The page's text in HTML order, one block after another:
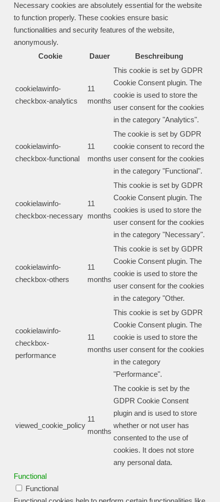
Necessary cookies are absolutely essential for the website
to function properly. These cookies ensure basic
functionalities and security features of the website,
anonymously.
Cookie
Dauer Beschreibung
cookielawinfo-
checkbox-analytics
11
months
This cookie is set by GDPR
Cookie Consent plugin. The
cookie is used to store the
user consent for the cookies
in the category "Analytics".
cookielawinfo-
checkbox-functional
11
months
The cookie is set by GDPR
cookie consent to record the
user consent for the cookies
in the category "Functional".
cookielawinfo-
checkbox-necessary
11
months
This cookie is set by GDPR
Cookie Consent plugin. The
cookies is used to store the
user consent for the cookies
in the category "Necessary".
cookielawinfo-
checkbox-others
11
months
This cookie is set by GDPR
Cookie Consent plugin. The
cookie is used to store the
user consent for the cookies
in the category "Other.
cookielawinfo-
checkbox-
performance
11
months
This cookie is set by GDPR
Cookie Consent plugin. The
cookie is used to store the
user consent for the cookies
in the category
"Performance".
viewed_cookie_policy
11
months
The cookie is set by the
GDPR Cookie Consent
plugin and is used to store
whether or not user has
consented to the use of
cookies. It does not store
any personal data.
Functional
Functional